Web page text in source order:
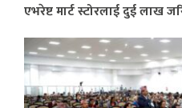
एभरेष्ट मार्ट स्टोरलाई दुई लाख